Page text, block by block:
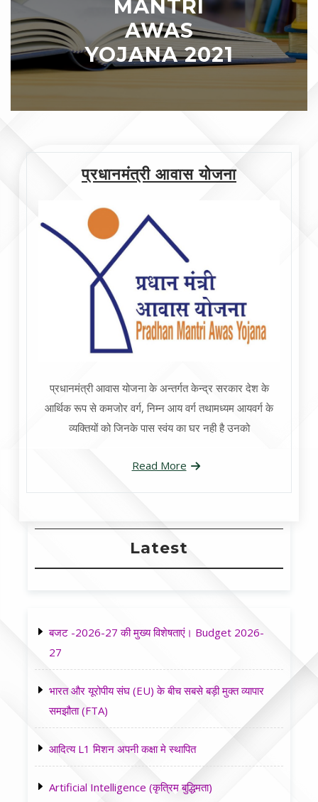
MANTRI
AWAS
YOJANA 2021
प्रधानमंत्री आवास योजना
प्रधानमंत्री आवास योजना के अन्तर्गत केन्द्र सरकार देश के
आर्थिक रूप से कमजोर वर्ग, निम्न आय वर्ग तथामध्यम आयवर्ग के
व्यक्तियों को जिनके पास स्वंय का घर नही है उनको
Read More
Latest
बजट -2026-27 की मुख्य विशेषताएं। Budget 2026-
27
भारत और यूरोपीय संघ (EU) के बीच सबसे बड़ी मुक्त व्यापार
समझौता (FTA)
आदित्य L1 मिशन अपनी कक्षा मे स्थापित
Artificial Intelligence (कृत्रिम बुद्धिमता)